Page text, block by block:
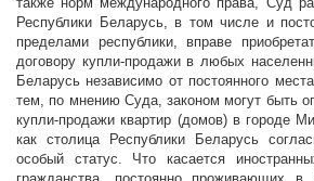
Республики Беларусь, в том числе и
пределами республики, вправе
договору купли-продажи в любых
Беларусь независимо от постоянного
тем, по мнению Суда, законом могут быть
купли-продажи квартир (домов) в городе
как столица Республики Беларусь
особый статус. Что касается